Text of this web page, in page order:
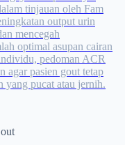
tinjauan oleh Fam
output urin
mencegah
optimal asupan cairan
pedoman ACR
agar pasien gout tetap
yang pucat atau jernih.